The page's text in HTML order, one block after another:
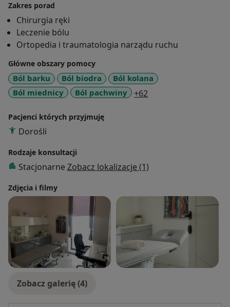
Matki Bożej Nieustającej Pomocy w Wołominie.
Zawodowo interesuję się leczeniem urazów narządu
ruchu, chirurgią ręki oraz technikami chirurgii
mikroinwazyjnej, a także medycyną stylu życia oraz
leczeniem bólu narządu ruchu, zarówno
pooperacyjnego i przewlekłego skupiając się na
leczeniu zachowawczym.
Zapraszam do konsultacji.
Zakres porad
Chirurgia ręki
Leczenie bólu
Ortopedia i traumatologia narządu ruchu
Główne obszary pomocy
Ból barku Ból biodra
Ból kolana
Ból miednicy
Ból pachwiny +62
Pacjenci których przyjmuję
Dorośli
Rodzaje konsultacji
Stacjonarne Zobacz lokalizacje (1)
Zdjęcia i filmy
Zobacz galerię (4)